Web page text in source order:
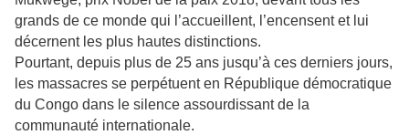
grands de ce monde qui l’accueillent, l’encensent et lui
décernent les plus hautes distinctions.
Pourtant, depuis plus de 25 ans jusqu’à ces derniers jours,
les massacres se perpétuent en République démocratique
du Congo dans le silence assourdissant de la
communauté internationale.